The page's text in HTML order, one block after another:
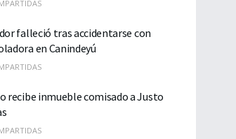
falleció tras accidentarse con
en Canindeyú
recibe inmueble comisado a Justo